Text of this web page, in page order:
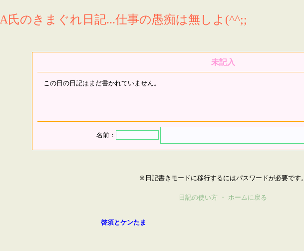
A氏のきまぐれ日記...仕事の愚痴は無しよ(^^;;
未記入
この日の日記はまだ書かれていません。
名前：
※日記書きモードに移行するにはパスワードが必要です。
日記の使い方 ・ ホームに戻る
啓須とケンたま